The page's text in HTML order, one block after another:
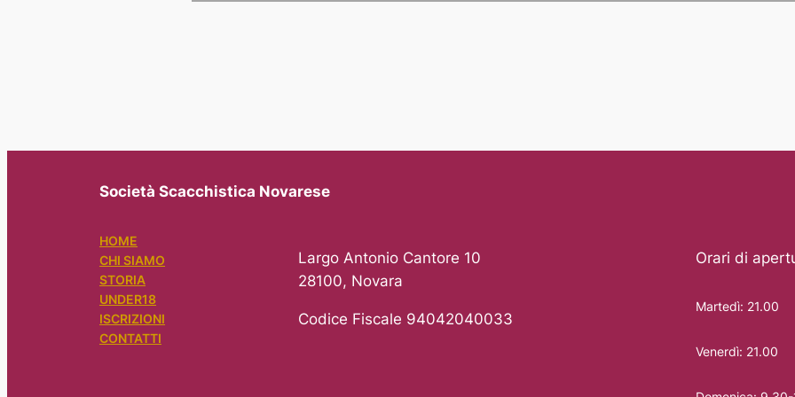
Società Scacchistica Novarese
HOME
CHI SIAMO
STORIA
UNDER18
ISCRIZIONI
CONTATTI
Largo Antonio Cantore 10
28100, Novara
Codice Fiscale 94042040033
Orari di
Martedì: 21.00
Venerdì: 21.00